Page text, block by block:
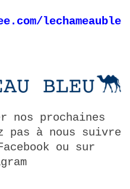
lechameaubleu
nos prochaines
pas à nous suivre
ou sur